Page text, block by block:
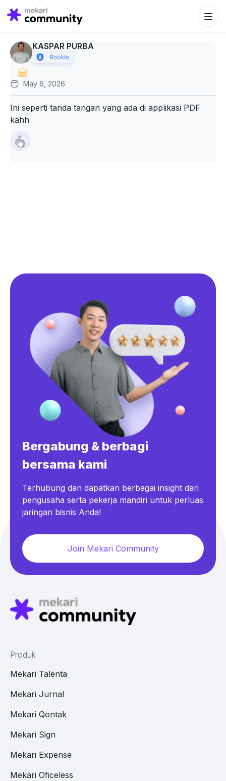
Search
for:
Search
KASPAR PURBA
May 6, 2026
Ini seperti tanda tangan yang ada di applikasi PDF
kahh
Bergabung & berbagi
bersama kami
Terhubung dan dapatkan berbagai insight dari
pengusaha serta pekerja mandiri untuk perluas
jaringan bisnis Anda!
Join Mekari Community
Produk
Mekari Talenta
Mekari Jurnal
Mekari Qontak
Mekari Sign
Mekari Expense
Mekari Oficeless